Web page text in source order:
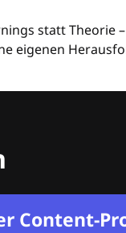
statt Theorie
eigenen
Content-